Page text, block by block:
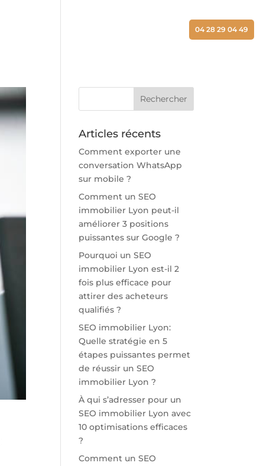
04 28 29 04 49
Articles récents
Comment exporter une
conversation WhatsApp
sur mobile ?
Comment un SEO
immobilier Lyon peut-il
améliorer 3 positions
puissantes sur Google ?
Pourquoi un SEO
immobilier Lyon est-il 2
fois plus efficace pour
attirer des acheteurs
qualifiés ?
SEO immobilier Lyon:
Quelle stratégie en 5
étapes puissantes permet
de réussir un SEO
immobilier Lyon ?
À qui s’adresser pour un
SEO immobilier Lyon avec
10 optimisations efficaces
?
Comment un SEO